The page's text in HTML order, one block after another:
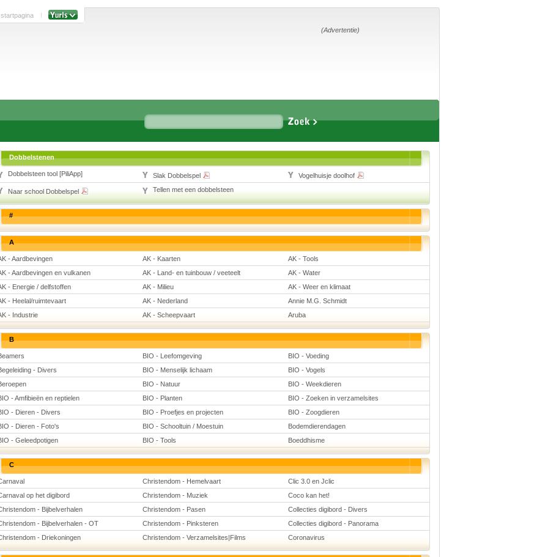
(Advertentie)
Dobbelstenen
Dobbelsteen tool [PiliApp] Slak Dobbelspel Vogelhuisje doolhof
Naar school Dobbelspel Tellen met een dobbelsteen
#
A
- Aardbevingen AK - Kaarten
AK - Tools
- Aardbevingen en vulkanen
AK - Land- en tuinbouw / veeteelt
AK - Water
- Energie / delfstoffen
AK - Milieu
AK - Weer en klimaat
- Heelal/ruimtevaart
AK - Nederland
Annie M.G. Schmidt
- Industrie
AK - Scheepvaart Aruba
B
BIO - Leefomgeving
BIO - Voeding
- Divers
BIO - Menselijk lichaam
BIO - Vogels
BIO - Natuur
BIO - Weekdieren
- Amfibieën en reptielen
BIO - Planten
BIO - Zoeken in verzamelsites
- Dieren - Divers
BIO - Proefjes en projecten
BIO - Zoogdieren
- Dieren - Foto's
BIO - Schooltuin / Moestuin
Bodemdierendagen
- Geleedpotigen
BIO - Tools Boeddhisme
C
Christendom - Hemelvaart
Clic 3.0 en Jclic
op het digibord
Christendom - Muziek
Coco kan het!
- Bijbelverhalen
Christendom - Pasen
Collecties digibord - Divers
- Bijbelverhalen - OT
Christendom - Pinksteren
Collecties digibord - Panorama
- Driekoningen
Christendom - Verzamelsites|Films Coronavirus